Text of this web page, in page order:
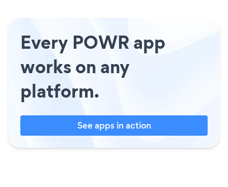
Every POWR app
works on any
platform.
See apps in action